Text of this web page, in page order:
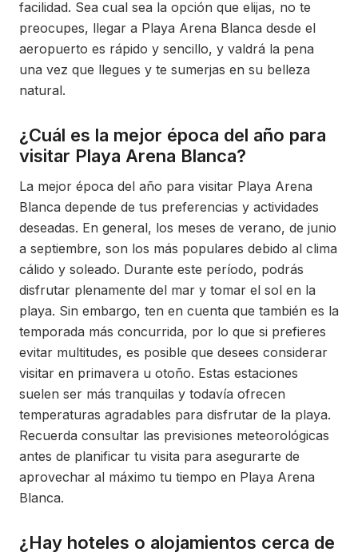
facilidad. Sea cual sea la opción que elijas, no te
preocupes, llegar a Playa Arena Blanca desde el
aeropuerto es rápido y sencillo, y valdrá la pena
una vez que llegues y te sumerjas en su belleza
natural.
¿Cuál es la mejor época del año para
visitar Playa Arena Blanca?
La mejor época del año para visitar Playa Arena
Blanca depende de tus preferencias y actividades
deseadas. En general, los meses de verano, de junio
a septiembre, son los más populares debido al clima
cálido y soleado. Durante este período, podrás
disfrutar plenamente del mar y tomar el sol en la
playa. Sin embargo, ten en cuenta que también es la
temporada más concurrida, por lo que si prefieres
evitar multitudes, es posible que desees considerar
visitar en primavera u otoño. Estas estaciones
suelen ser más tranquilas y todavía ofrecen
temperaturas agradables para disfrutar de la playa.
Recuerda consultar las previsiones meteorológicas
antes de planificar tu visita para asegurarte de
aprovechar al máximo tu tiempo en Playa Arena
Blanca.
¿Hay hoteles o alojamientos cerca de